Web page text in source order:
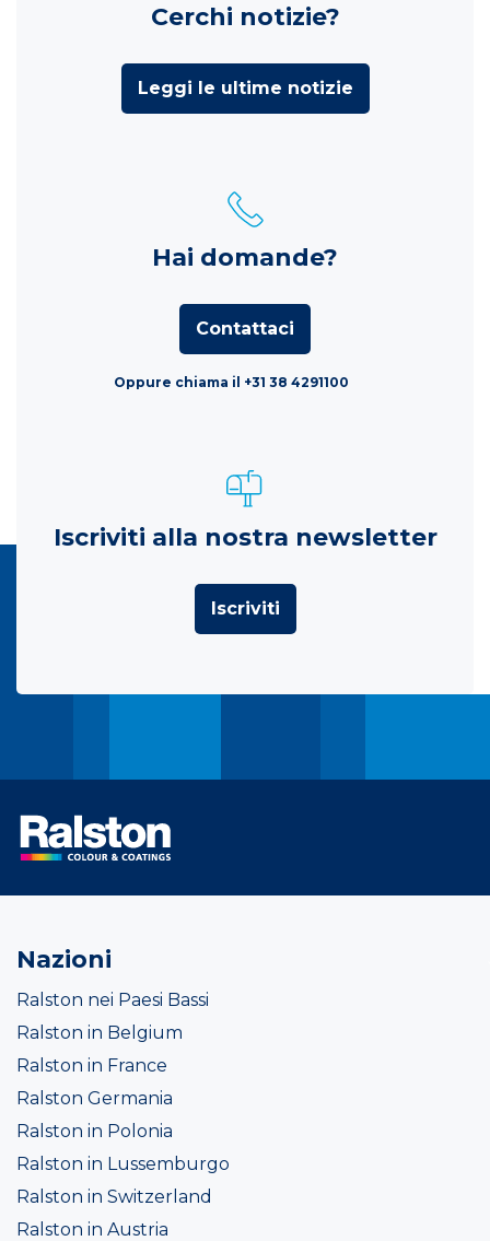
Cerchi notizie?
Leggi le ultime notizie
Hai domande?
Contattaci
Oppure chiama il +31 38 4291100
Iscriviti alla nostra newsletter
Iscriviti
Nazioni
Ralston nei Paesi Bassi
Ralston in Belgium
Ralston in France
Ralston Germania
Ralston in Polonia
Ralston in Lussemburgo
Ralston in Switzerland
Ralston in Austria